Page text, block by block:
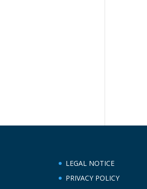
LEGAL NOTICE
PRIVACY POLICY